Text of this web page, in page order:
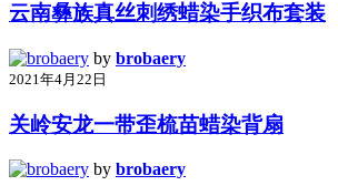
云南彝族真丝刺绣蜡染手织布套装
by brobaery
2021年4月22日
关岭安龙一带歪梳苗蜡染背扇
by brobaery